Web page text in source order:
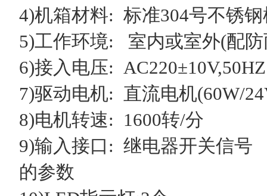
4)机箱材料: 标准304号不锈钢
5)工作环境: 室内或室外(配防
6)接入电压: AC220±10V,50HZ
7)驱动电机: 直流电机(60W/
8)电机转速: 1600转/分
9)输入接口: 继电器开关信号
的参数